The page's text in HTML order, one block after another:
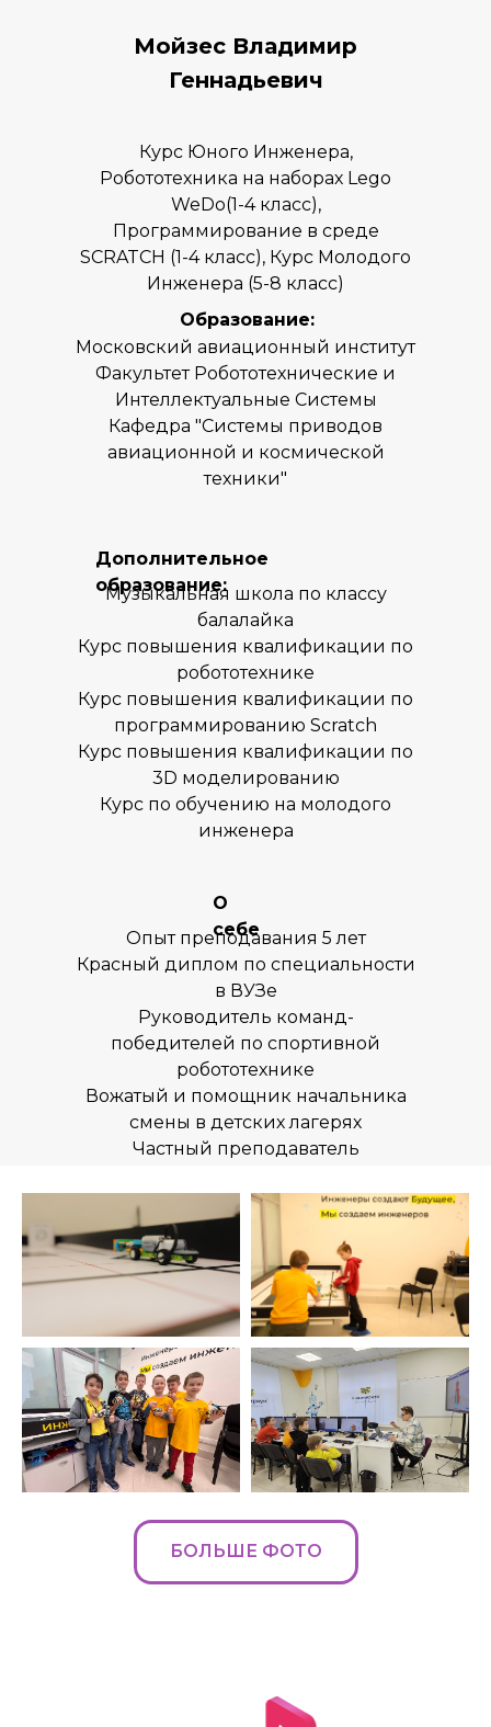
Мойзес Владимир
Геннадьевич
Курс Юного Инженера,
Робототехника на наборах Lego
WeDo(1-4 класс),
Программирование в среде
SCRATCH (1-4 класс), Курс Молодого
Инженера (5-8 класс)
Образование:
Московский авиационный институт
Факультет Робототехнические и
Интеллектуальные Системы
Кафедра "Системы приводов
авиационной и космической
техники"
Дополнительное
образование:
Музыкальная школа по классу
балалайка
Курс повышения квалификации по
робототехнике
Курс повышения квалификации по
программированию Scratch
Курс повышения квалификации по
3D моделированию
Курс по обучению на молодого
инженера
О
себе
Опыт преподавания 5 лет
Красный диплом по специальности
в ВУЗе
Руководитель команд-
победителей по спортивной
робототехнике
Вожатый и помощник начальника
смены в детских лагерях
Частный преподаватель
БОЛЬШЕ ФОТО
+7 (495) 818-64-46
+7 (980) 459-16-30
Новости
Ответы на вопросы
Контакты
Летние программы
Цены
Сведения об образовательной
Отзывы
Хотите работать у нас?
press@inginirium-tn.ru
Мастер-классы